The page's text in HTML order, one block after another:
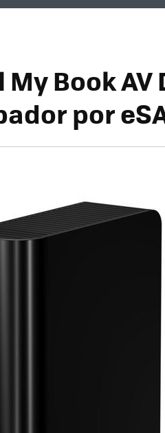
Book AV
por